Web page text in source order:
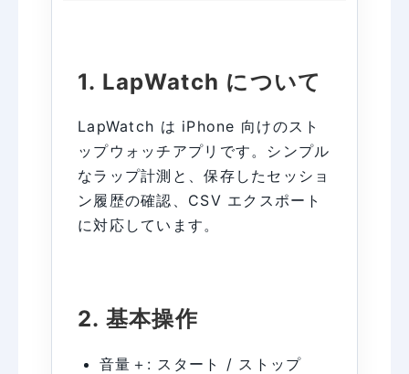
1. LapWatch について
LapWatch は iPhone 向けのスト
ップウォッチアプリです。シンプル
なラップ計測と、保存したセッショ
ン履歴の確認、CSV エクスポート
に対応しています。
2. 基本操作
音量＋: スタート / ストップ